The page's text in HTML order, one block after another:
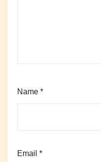
Name *
Email *